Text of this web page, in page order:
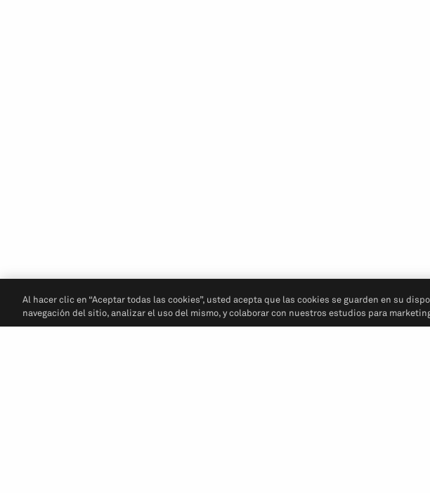
Al hacer clic en “Aceptar todas las cookies”, usted acepta que las cookies se guarden en su
navegación del sitio, analizar el uso del mismo, y colaborar con nuestros estudios para